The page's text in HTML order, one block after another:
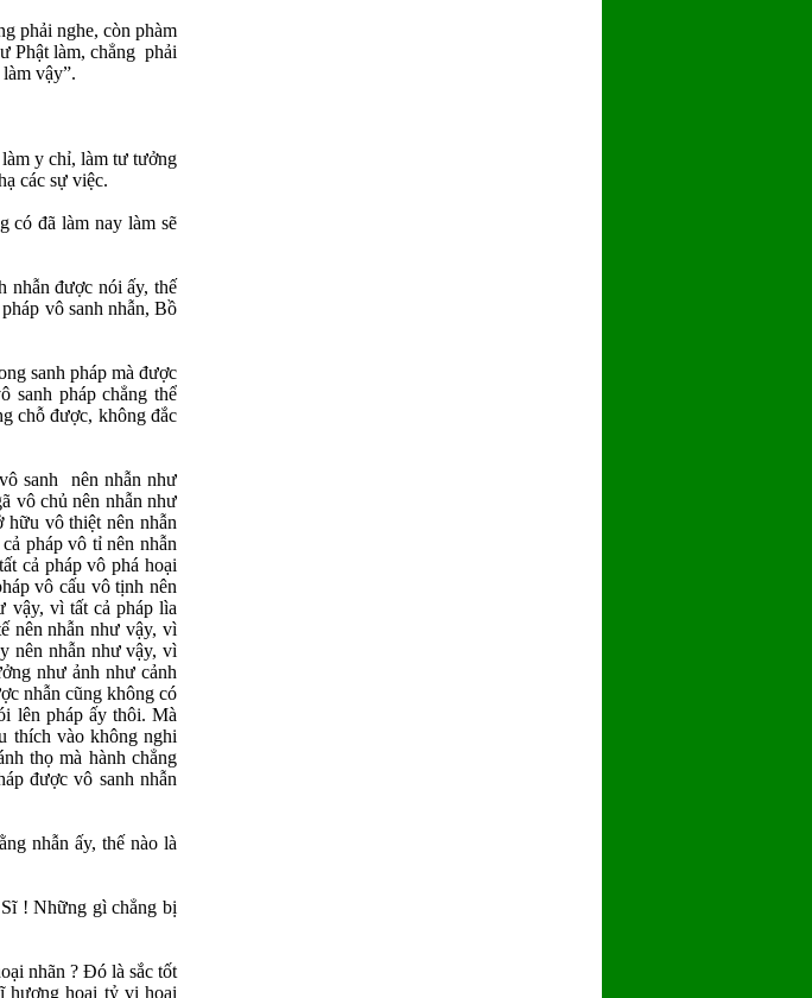
phải nghe, còn phàm
Phật làm, chẳng phải
vậy”.
y chỉ, làm tư tưởng
các sự việc.
có đã làm nay làm sẽ
nhẫn được nói ấy, thế
vô sanh nhẫn, Bồ
sanh pháp mà được
sanh pháp chẳng thể
chỗ được, không đắc
sanh nên nhẫn như
vô chủ nên nhẫn như
hữu vô thiệt nên nhẫn
pháp vô tỉ nên nhẫn
cả pháp vô phá hoại
vô cấu vô tịnh nên
vậy, vì tất cả pháp lìa
nên nhẫn như vậy, vì
nên nhẫn như vậy, vì
như ảnh như cảnh
nhẫn cũng không có
lên pháp ấy thôi. Mà
thích vào không nghi
thọ mà hành chẳng
được vô sanh nhẫn
nhẫn ấy, thế nào là
! Những gì chẳng bị
nhãn ? Ðó là sắc tốt
hương hoại tỷ vị hoại